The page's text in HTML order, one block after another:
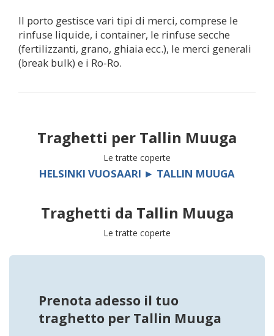
Il porto gestisce vari tipi di merci, comprese le
rinfuse liquide, i container, le rinfuse secche
(fertilizzanti, grano, ghiaia ecc.), le merci generali
(break bulk) e i Ro-Ro.
Traghetti per Tallin Muuga
Le tratte coperte
HELSINKI VUOSAARI ► TALLIN MUUGA
Traghetti da Tallin Muuga
Le tratte coperte
Prenota adesso il tuo
traghetto per Tallin Muuga